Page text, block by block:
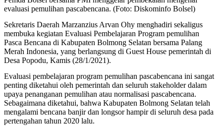
evaluasi pemulihan pascabencana. (Foto: Diskominfo Bolsel)
Sekretaris Daerah Marzanzius Arvan Ohy menghadiri sekaligus
membuka kegiatan Evaluasi Pembelajaran Program pemulihan
Pasca Bencana di Kabupaten Bolmong Selatan bersama Palang
Merah Indonesia, yang berlangsung di Guest House pemerintah di
Desa Popodu, Kamis (28/1/2021).
Evaluasi pembelajaran program pemulihan pascabencana ini sangat
penting diketahui oleh pemerintah dan seluruh stakeholder dalam
upaya penanganan pemulihan atau normalisasi pascabencana.
Sebagaimana diketahui, bahwa Kabupaten Bolmong Selatan telah
mengalami bencana banjir dan longsor hampir di seluruh desa pada
pertengahan tahun 2020 lalu.